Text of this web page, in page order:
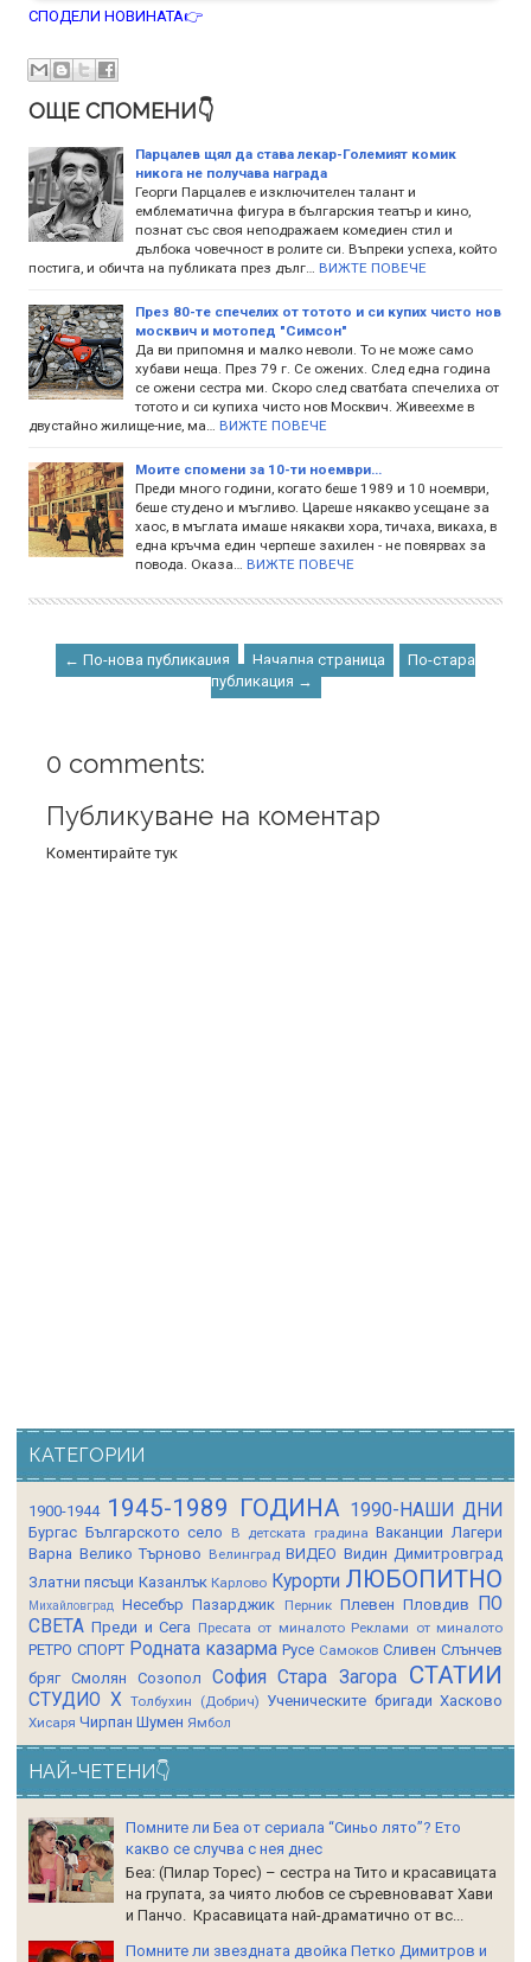
СПОДЕЛИ НОВИНАТА👉
ОЩЕ СПОМЕНИ👇
Парцалев щял да става лекар-Големият комик
никога не получава награда
Георги Парцалев е изключителен талант и
емблематична фигура в българския театър и кино,
познат със своя неподражаем комедиен стил и
дълбока човечност в ролите си. Въпреки успеха, който
постига, и обичта на публиката през дълг…
ВИЖТЕ ПОВЕЧЕ
През 80-те спечелих от тотото и си купих чисто нов
москвич и мотопед "Симсон"
Да ви припомня и малко неволи. То не може само
хубави неща. През 79 г. Се ожених. След една година
се ожени сестра ми. Скоро след сватбата спечелиха от
тотото и си купиха чисто нов Москвич. Живеехме в
двустайно жилище-ние, ма…
ВИЖТЕ ПОВЕЧЕ
Моите спомени за 10-ти ноември...
Преди много години, когато беше 1989 и 10 ноември,
беше студено и мъгливо. Цареше някакво усещане за
хаос, в мъглата имаше някакви хора, тичаха, викаха, в
една кръчма един черпеше захилен - не повярвах за
повода. Оказа…
ВИЖТЕ ПОВЕЧЕ
← По-нова публикация Начална страница
По-стара
публикация →
0 comments:
Публикуване на коментар
Коментирайте тук
КАТЕГОРИИ
1900-1944 1945-1989 ГОДИНА 1990-НАШИ ДНИ
Бургас Българското село В детската градина Ваканции Лагери
Варна Велико Търново Велинград ВИДЕО Видин Димитровград
Златни пясъци Казанлък Карлово Курорти ЛЮБОПИТНО
Михайловград Несебър Пазарджик Перник Плевен Пловдив
ПО
СВЕТА Преди и Сега Пресата от миналото Реклами от миналото
РЕТРО СПОРТ Родната казарма Русе Самоков Сливен Слънчев
бряг Смолян Созопол София Стара Загора СТАТИИ
СТУДИО Х Толбухин (Добрич) Ученическите бригади Хасково
Хисаря Чирпан Шумен Ямбол
НАЙ-ЧЕТЕНИ👇
Помните ли Беа от сериала “Синьо лято”? Ето
какво се случва с нея днес
Беа: (Пилар Торес) – сестра на Тито и красавицата
на групата, за чиято любов се съревновават Хави
и Панчо. Красавицата най-драматично от вс...
Помните ли звездната двойка Петко Димитров и